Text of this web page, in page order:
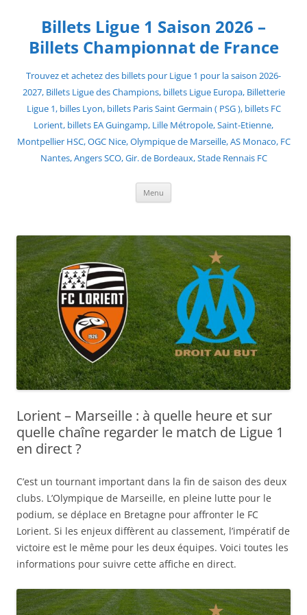
contentBillets Ligue 1 Saison 2026 –
Billets Championnat de France
Trouvez et achetez des billets pour Ligue 1 pour la saison 2026-
2027, Billets Ligue des Champions, billets Ligue Europa, Billetterie
Ligue 1, billes Lyon, billets Paris Saint Germain ( PSG ), billets FC
Lorient, billets EA Guingamp, Lille Métropole, Saint-Etienne,
Montpellier HSC, OGC Nice, Olympique de Marseille, AS Monaco, FC
Nantes, Angers SCO, Gir. de Bordeaux, Stade Rennais FC
Menu
Lorient – Marseille : à quelle heure et sur
quelle chaîne regarder le match de Ligue 1
en direct ?
C’est un tournant important dans la fin de saison des deux
clubs. L’Olympique de Marseille, en pleine lutte pour le
podium, se déplace en Bretagne pour affronter le FC
Lorient. Si les enjeux diffèrent au classement, l’impératif de
victoire est le même pour les deux équipes. Voici toutes les
informations pour suivre cette affiche en direct.